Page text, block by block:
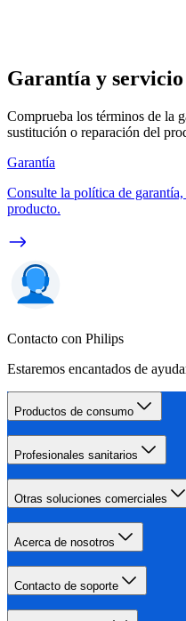
Garantía y servicio
Comprueba los términos de la
sustitución o reparación del
Garantía
Consulte la política de
producto.
Contacto con Philips
Estaremos encantados de
Productos de consumo
Profesionales sanitarios
Otras soluciones comerciales
Acerca de nosotros
Contacto de soporte